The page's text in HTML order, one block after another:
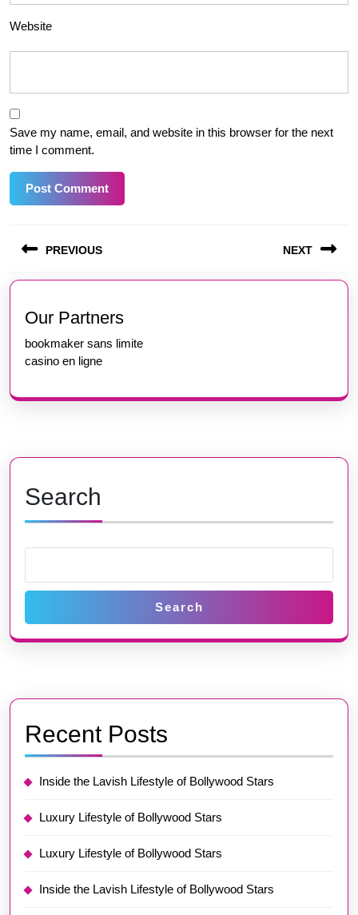
Website
Save my name, email, and website in this browser for the next
time I comment.
navigation
PREVIOUS
Previous
post:
NEXT
Our Partners
bookmaker sans limite
casino en ligne
Search
Search
Recent Posts
Inside the Lavish Lifestyle of Bollywood Stars
Luxury Lifestyle of Bollywood Stars
Luxury Lifestyle of Bollywood Stars
Inside the Lavish Lifestyle of Bollywood Stars